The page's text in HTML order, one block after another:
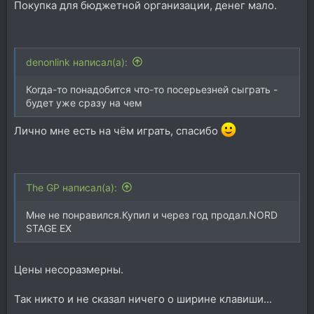
Покупка для бюджетной организации, денег мало.
denonlink написал(а):
Когда-то понадобится что-то посерьезней сыграть -
будет уже сразу на чем
Лично мне есть на чём играть, спасибо
The GP написал(а):
Мне не понравился.Купил и через год продал.NORD
STAGE EX
Цены несоразмерны.
Так никто и не сказал ничего о ширине клавиши...